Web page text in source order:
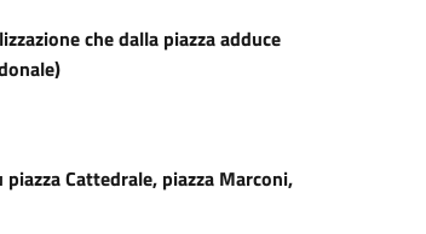
che dalla piazza adduce
Cattedrale, piazza Marconi,